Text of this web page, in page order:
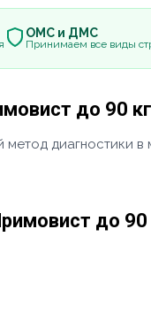
ОМС и ДМС
Принимаем все виды
до 90
диагностики
до 90